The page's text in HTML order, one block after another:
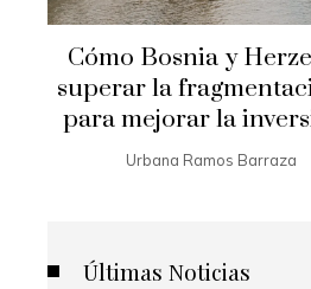
Cómo Bosnia y
superar la
para mejorar la
Urbana Ramos Barraza
Últimas Noticias